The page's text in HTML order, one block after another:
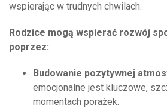
wspierając w trudnych chwilach.
Rodzice mogą wspierać rozwój
poprzez:
Budowanie pozytywnej
emocjonalne jest kluczowe,
momentach porażek.